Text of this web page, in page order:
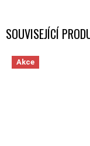
SOUVISEJÍCÍ
Akce